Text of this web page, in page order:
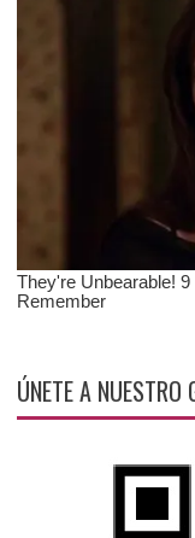
ÚNETE A NUESTRO